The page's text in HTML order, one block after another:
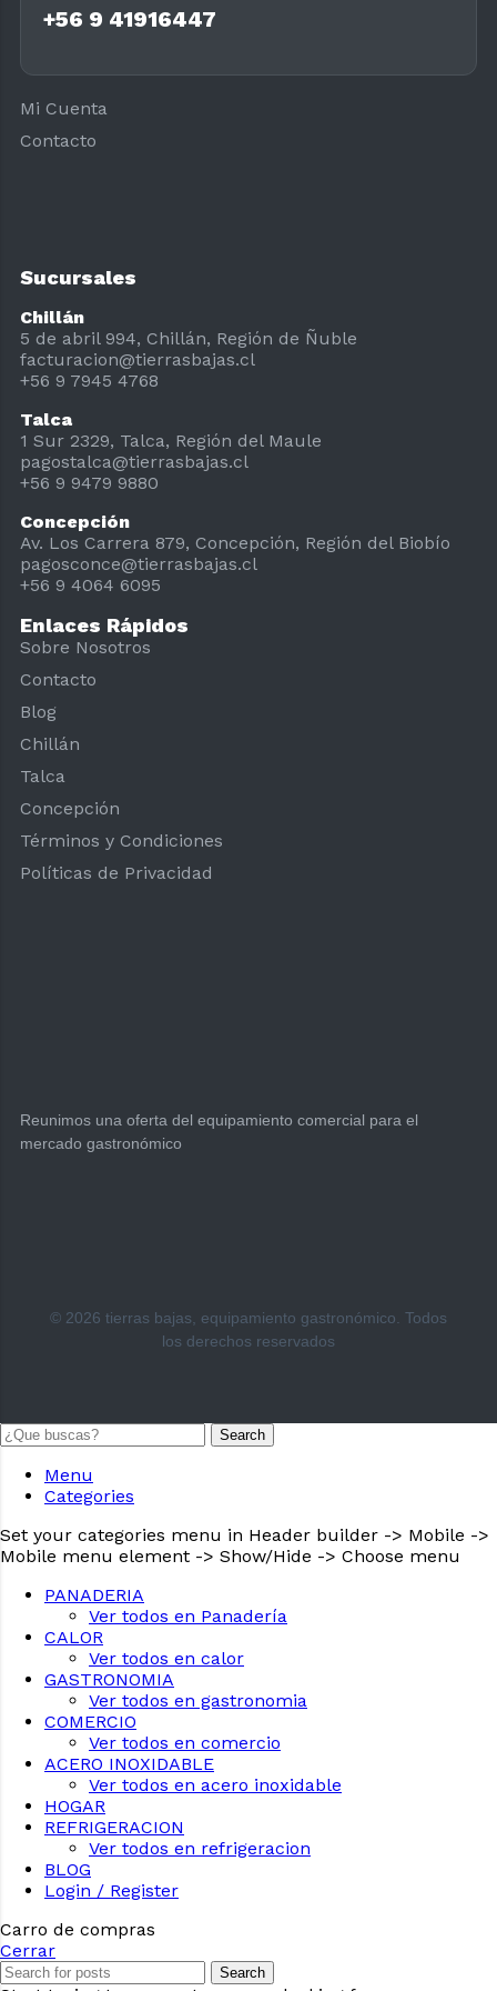
Reunimos una oferta del equipamiento comercial para el
mercado gastronómico
Sucursales
Chillán
5 de abril 994, Chillán, Región de Ñuble
facturacion@tierrasbajas.cl
+56 9 7945 4768
Talca
1 Sur 2329, Talca, Región del Maule
pagostalca@tierrasbajas.cl
+56 9 9479 9880
Concepción
Av. Los Carrera 879, Concepción, Región del Biobío
pagosconce@tierrasbajas.cl
+56 9 4064 6095
Enlaces Rápidos
Sobre Nosotros
Contacto
Blog
Chillán
Talca
Concepción
Términos y Condiciones
Políticas de Privacidad
+56 9 41916447
Mi Cuenta
Contacto
© 2026 tierras bajas, equipamiento gastronómico. Todos
los derechos reservados
Search
Menu
Categories
Set your categories menu in Header builder -> Mobile ->
Mobile menu element -> Show/Hide -> Choose menu
PANADERIA
Ver todos en Panadería
CALOR
Ver todos en calor
GASTRONOMIA
Ver todos en gastronomia
COMERCIO
Ver todos en comercio
ACERO INOXIDABLE
Ver todos en acero inoxidable
HOGAR
REFRIGERACION
Ver todos en refrigeracion
BLOG
Login / Register
Carro de compras
Cerrar
Search